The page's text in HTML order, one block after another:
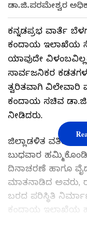
ಡಾ.ಜಿ.ಪರಮೇಶ್ವರ
ಕನ್ನಡಪ್ರಭ ವಾರ್ತೆ
ಕಂದಾಯ ಇಲಾಖೆಯ
ಯಾವುದೇ
ಸಾರ್ವಜನಿಕರ
ತ್ವರಿತವಾಗಿ ವಿಲೇವಾರಿ
ಕಂದಾಯ ಸಚಿವ
ನೀಡಿದರು.
ಜಿಲ್ಲಾಡಳಿತ ವತಿಯಿಂದ
ಬುಧವಾರ
ದಿನಾಚರಣೆ ಹಾಗೂ
ಮಾತನಾಡಿದ ಅವರು,
ಬರದ ಪರಿಸ್ಥಿತಿ
ಕಂದಾಯ ಇಲಾಖೆಯ